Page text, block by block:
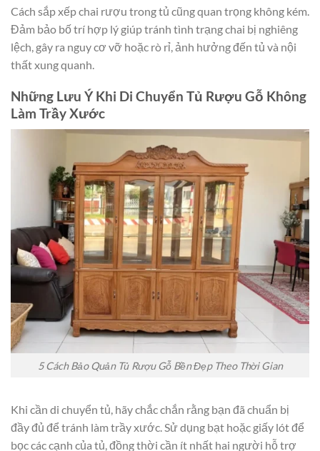
Cách sắp xếp chai rượu trong tủ cũng quan trọng không kém.
Đảm bảo bố trí hợp lý giúp tránh tình trạng chai bị nghiêng
lệch, gây ra nguy cơ vỡ hoặc rò rỉ, ảnh hưởng đến tủ và nội
thất xung quanh.
Những Lưu Ý Khi Di Chuyển Tủ Rượu Gỗ Không
Làm Trầy Xước
5 Cách Bảo Quản Tủ Rượu Gỗ Bền Đẹp Theo Thời Gian
Khi cần di chuyển tủ, hãy chắc chắn rằng bạn đã chuẩn bị
đầy đủ để tránh làm trầy xước. Sử dụng bạt hoặc giấy lót để
bọc các cạnh của tủ, đồng thời cần ít nhất hai người hỗ trợ